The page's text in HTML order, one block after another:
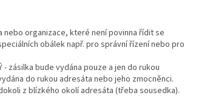
organizace, které není povinna řídit se
obálek např. pro správní řízení nebo pro
- zásilka bude vydána pouze a jen do rukou
do rukou adresáta nebo jeho zmocněnci.
z blízkého okolí adresáta (třeba sousedka).